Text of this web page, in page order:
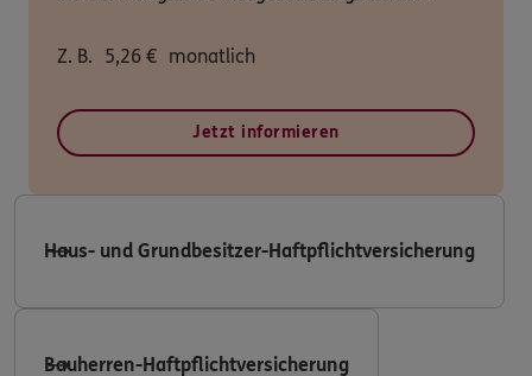
Z. B. 5,26 € monatlich
Jetzt informieren
Haus- und Grundbesitzer-Haftpflichtversicherung
Bauherren-Haftpflichtversicherung